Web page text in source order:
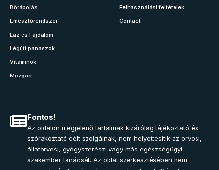
Bőrápolás
Emésztőrendszer
Láz és Fájdalom
Légúti panaszok
Vitaminok
Mozgás
Felhasználási feltételek
Contact
Fontos!
Az oldalon megjelenő tartalmak kizárólag tájékoztató és
szórakoztató célt szolgálnak, nem helyettesítik az orvosi,
állatorvosi, gyógyszerészi vagy más egészségügyi
szakember tanácsát. Az oldal szerkesztésében nem